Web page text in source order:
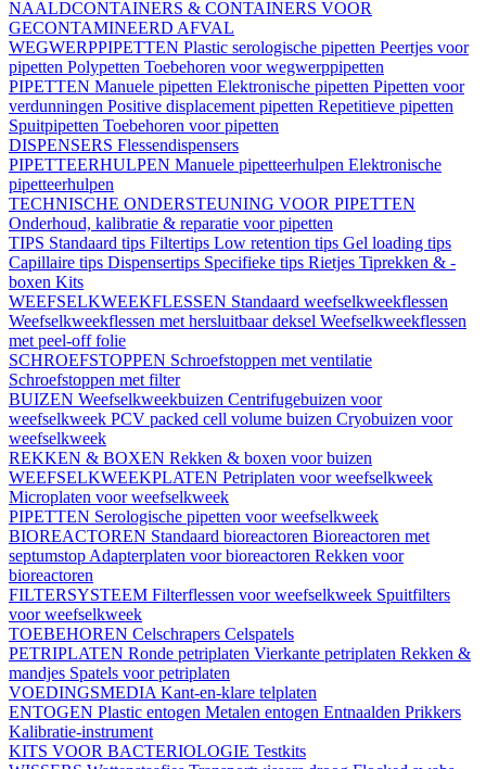
NAALDCONTAINERS & CONTAINERS VOOR
GECONTAMINEERD AFVAL
WEGWERPPIPETTEN Plastic serologische pipetten Peertjes voor
pipetten Polypetten Toebehoren voor wegwerppipetten
PIPETTEN Manuele pipetten Elektronische pipetten Pipetten voor
verdunningen Positive displacement pipetten Repetitieve pipetten
Spuitpipetten Toebehoren voor pipetten
DISPENSERS Flessendispensers
PIPETTEERHULPEN Manuele pipetteerhulpen Elektronische
pipetteerhulpen
TECHNISCHE ONDERSTEUNING VOOR PIPETTEN
Onderhoud, kalibratie & reparatie voor pipetten
TIPS Standaard tips Filtertips Low retention tips Gel loading tips
Capillaire tips Dispensertips Specifieke tips Rietjes Tiprekken & -
boxen Kits
WEEFSELKWEEKFLESSEN Standaard weefselkweekflessen
Weefselkweekflessen met hersluitbaar deksel Weefselkweekflessen
met peel-off folie
SCHROEFSTOPPEN Schroefstoppen met ventilatie
Schroefstoppen met filter
BUIZEN Weefselkweekbuizen Centrifugebuizen voor
weefselkweek PCV packed cell volume buizen Cryobuizen voor
weefselkweek
REKKEN & BOXEN Rekken & boxen voor buizen
WEEFSELKWEEKPLATEN Petriplaten voor weefselkweek
Microplaten voor weefselkweek
PIPETTEN Serologische pipetten voor weefselkweek
BIOREACTOREN Standaard bioreactoren Bioreactoren met
septumstop Adapterplaten voor bioreactoren Rekken voor
bioreactoren
FILTERSYSTEEM Filterflessen voor weefselkweek Spuitfilters
voor weefselkweek
TOEBEHOREN Celschrapers Celspatels
PETRIPLATEN Ronde petriplaten Vierkante petriplaten Rekken &
mandjes Spatels voor petriplaten
VOEDINGSMEDIA Kant-en-klare telplaten
ENTOGEN Plastic entogen Metalen entogen Entnaalden Prikkers
Kalibratie-instrument
KITS VOOR BACTERIOLOGIE Testkits